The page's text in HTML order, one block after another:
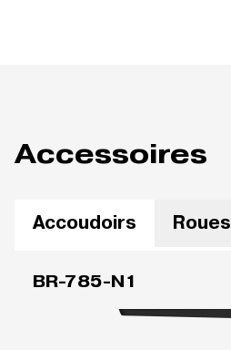
Accessoires
Accoudoirs Roues
BR-785-N1